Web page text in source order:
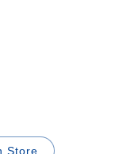
Store